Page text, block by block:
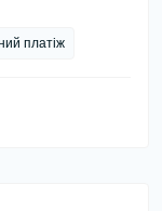
платіж